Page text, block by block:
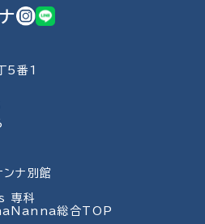
5番1
ンナ別館
専科
総合TOP